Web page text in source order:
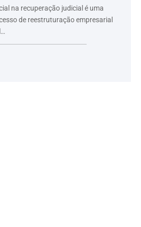
na recuperação judicial é uma
de reestruturação empresarial